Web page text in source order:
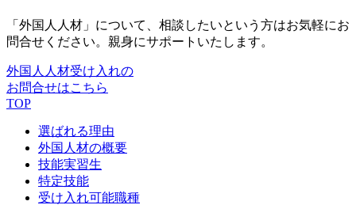
「外国人人材」について、相談したいという方はお気軽にお
問合せください。親身にサポートいたします。
外国人人材受け入れの
お問合せはこちら
TOP
選ばれる理由
外国人材の概要
技能実習生
特定技能
受け入れ可能職種